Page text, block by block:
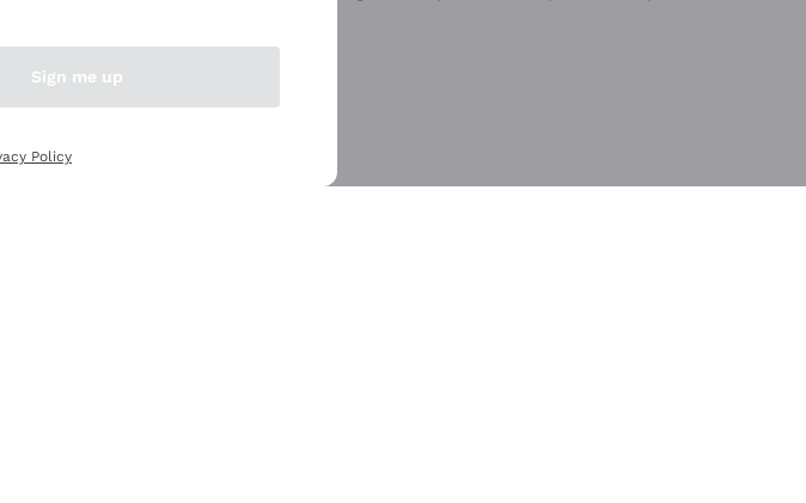
Sign me up
Policy